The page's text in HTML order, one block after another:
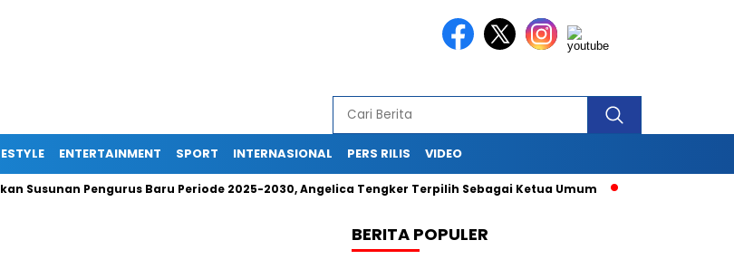
ENTERTAINMENT SPORT INTERNASIONAL PERS RILIS VIDEO
Pengurus Baru Periode 2025-2030, Angelica Tengker Terpilih Sebagai Ketua Umum Berikan Jasa PR dan
BERITA POPULER